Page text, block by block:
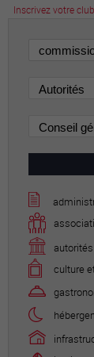
Inscrivez votre